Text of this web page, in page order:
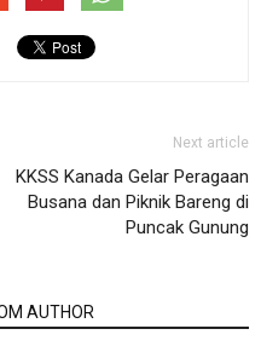
Next article
KKSS Kanada Gelar Peragaan
Busana dan Piknik Bareng di
Puncak Gunung
AUTHOR